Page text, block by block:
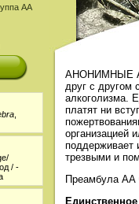
АА
АНОНИМНЫЕ
друг с другом
алкоголизма.
платят ни
организацией
поддерживает
трезвыми и
Преамбула АА